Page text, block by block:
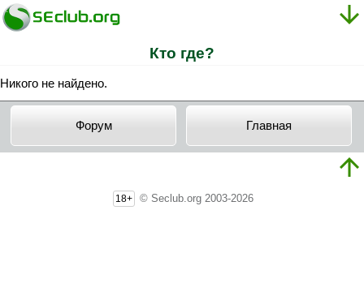
Кто где?
Никого не найдено.
Форум Главная
18+ © Seclub.org 2003-2026